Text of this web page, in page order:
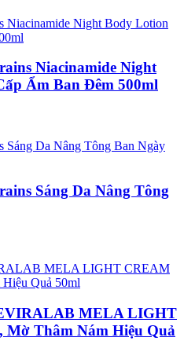
Niacinamide Night
Ẩm Ban Đêm 500ml
Sáng Da Nâng Tông
MELA LIGHT
Thâm Nám Hiệu Quả